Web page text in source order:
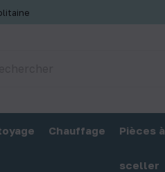
Chauffage Pièces à
sceller